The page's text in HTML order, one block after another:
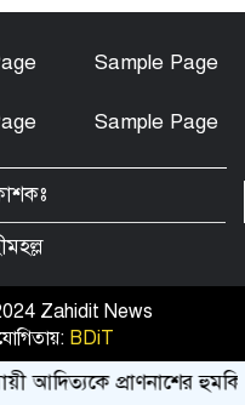
আসামি আকাশ বিশ্বাস
আলী ও রেজাউলের জামিন
দাবিতে সাতক্ষীরায়
আচরণের অভিযোগে
আমতলীর শ্রমিক দল
Sample Page
Sample Page
প্রাণনাশের হুমকির
Zahidit News
BDiT